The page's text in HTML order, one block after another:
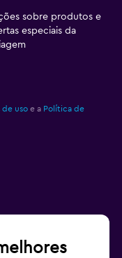
sobre produtos e
especiais da
de uso e a Política de